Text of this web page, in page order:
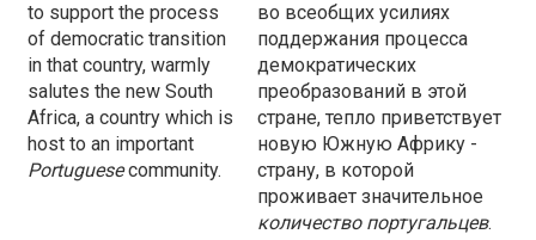
to support the process
of democratic transition
in that country, warmly
salutes the new South
Africa, a country which is
host to an important
Portuguesecommunity.
во всеобщих усилиях
поддержания процесса
демократических
преобразований в этой
стране, тепло приветствует
новую Южную Африку -
страну, в которой
проживает значительное
количество португальцев.